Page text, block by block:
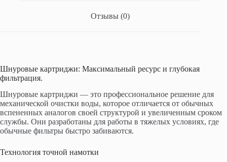
Отзывы (0)
Шнуровые картриджи: Максимальный ресурс и глубокая
фильтрация.
Шнуровые картриджи — это профессиональное решение для
механической очистки воды, которое отличается от обычных
вспененных аналогов своей структурой и увеличенным сроком
службы. Они разработаны для работы в тяжелых условиях, где
обычные фильтры быстро забиваются.
Технология точной намотки